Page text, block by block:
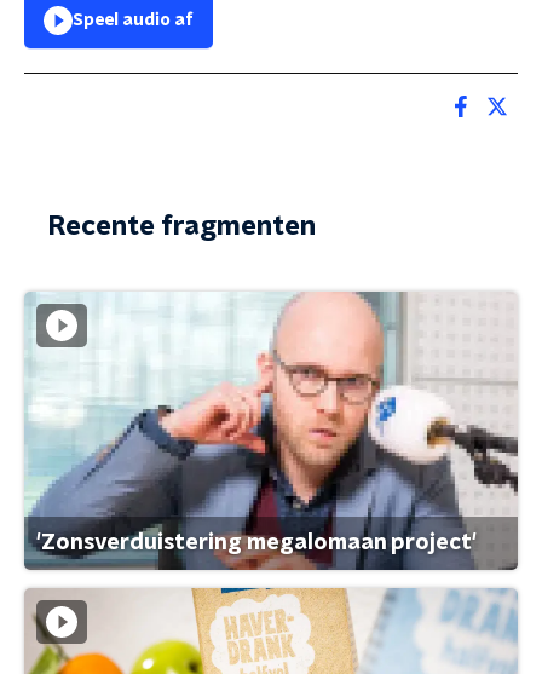
Speel audio af
Recente fragmenten
'Zonsverduistering megalomaan project'